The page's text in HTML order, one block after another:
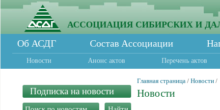
АССОЦИАЦИЯ СИБИРСКИХ И
Об АСДГ Состав Ассоциации
Новости Анонс актов Перечень актов
Подписка на новости
Главная страница / Новости /
Новости